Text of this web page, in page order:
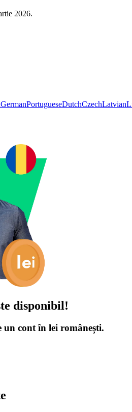
2026.
GermanPortugueseDutchCzechLatvian
disponibil!
un cont în lei românești.